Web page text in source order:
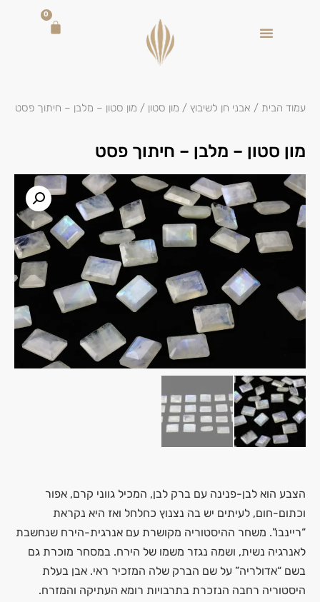
0
עמוד הבית / אבני חן לשיבוץ / מון סטון / מון סטון – מלבן – חיתוך פסט
מון סטון – מלבן – חיתוך פסט
הצבע הוא לבן-פנינה עם ברק לבן, המכיל גווני קרם, אפור
וכתום-חום, לעיתים יש בה נצנוץ כחלחל ואז היא נקראת
“ריינבו”. משחר ההיסטוריה מקושרת עם אנרגית-הירח שנחשבת
לאנרגיה נשית, ושמה נגזר משמו של הירח. במסחר מוכרת גם
בשם “אדולריה” על שם הברק שלה המזכיר ראי. אבן בעלת
היסטוריה רחבה הנזכרת בתרבויות רומא העתיקה והמזרח.